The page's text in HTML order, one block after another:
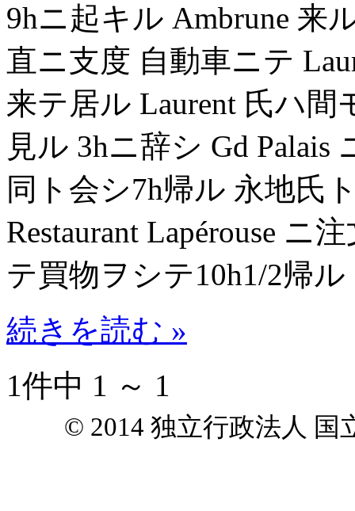
9hニ起キル Ambrune 来
直ニ支度 自動車ニテ
来テ居ル Laurent 氏ハ
見ル 3hニ辞シ Gd
同ト会シ7h帰ル 永地氏
Restaurant Lapérouse ニ
テ買物ヲシテ10h1/2帰ル
続きを読む »
1件中 1 ～ 1
© 2014 独立行政法人 国